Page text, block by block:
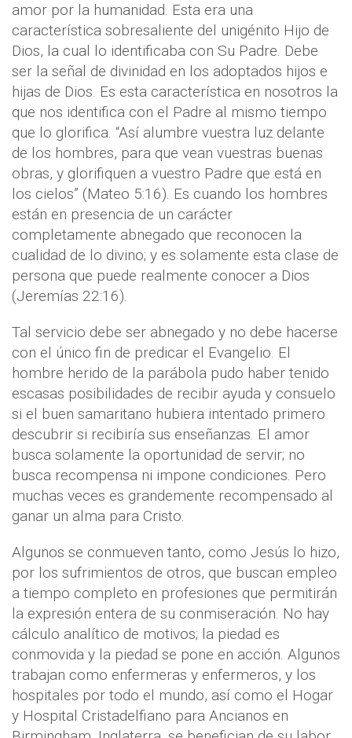
amor por la humanidad. Esta era una
característica sobresaliente del unigénito Hijo de
Dios, la cual lo identificaba con Su Padre. Debe
ser la señal de divinidad en los adoptados hijos e
hijas de Dios. Es esta característica en nosotros la
que nos identifica con el Padre al mismo tiempo
que lo glorifica. “Así alumbre vuestra luz delante
de los hombres, para que vean vuestras buenas
obras, y glorifiquen a vuestro Padre que está en
los cielos” (Mateo 5:16). Es cuando los hombres
están en presencia de un carácter
completamente abnegado que reconocen la
cualidad de lo divino; y es solamente esta clase de
persona que puede realmente conocer a Dios
(Jeremías 22:16).
Tal servicio debe ser abnegado y no debe hacerse
con el único fin de predicar el Evangelio. El
hombre herido de la parábola pudo haber tenido
escasas posibilidades de recibir ayuda y consuelo
si el buen samaritano hubiera intentado primero
descubrir si recibiría sus enseñanzas. El amor
busca solamente la oportunidad de servir; no
busca recompensa ni impone condiciones. Pero
muchas veces es grandemente recompensado al
ganar un alma para Cristo.
Algunos se conmueven tanto, como Jesús lo hizo,
por los sufrimientos de otros, que buscan empleo
a tiempo completo en profesiones que permitirán
la expresión entera de su conmiseración. No hay
cálculo analítico de motivos; la piedad es
conmovida y la piedad se pone en acción. Algunos
trabajan como enfermeras y enfermeros, y los
hospitales por todo el mundo, así como el Hogar
y Hospital Cristadelfiano para Ancianos en